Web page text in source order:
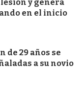
y genera
en el inicio
de 29 años se
a su novio